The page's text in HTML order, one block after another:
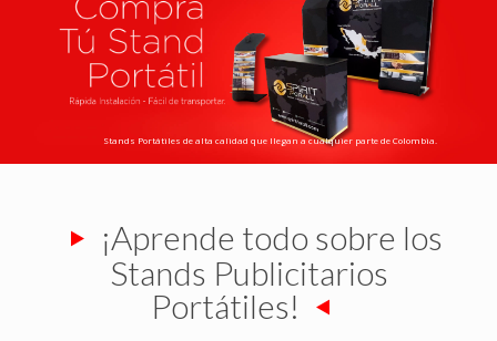
Stands Portátiles de alta calidad que llegan a cualquier parte de Colombia.
¡Aprende todo sobre los
Stands Publicitarios
Portátiles!